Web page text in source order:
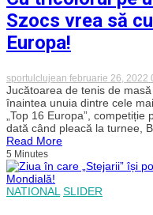
Szocs vrea să
Europa!
sportulclujean februarie 26, 2022
Jucătoarea de tenis de
înaintea unuia dintre cele
„Top 16 Europa”,
dată când pleacă la turnee,
Read More
5 Minutes
NATIONAL SLIDER